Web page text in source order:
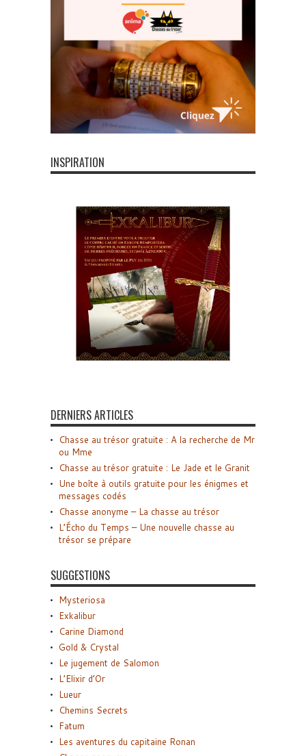
INSPIRATION
DERNIERS ARTICLES
Chasse au trésor gratuite : A la recherche de Mr
ou Mme
Chasse au trésor gratuite : Le Jade et le Granit
Une boîte à outils gratuite pour les énigmes et
messages codés
Chasse anonyme – La chasse au trésor
L’Écho du Temps – Une nouvelle chasse au
trésor se prépare
SUGGESTIONS
Mysteriosa
Exkalibur
Carine Diamond
Gold & Crystal
Le jugement de Salomon
L’Elixir d’Or
Lueur
Chemins Secrets
Fatum
Les aventures du capitaine Ronan